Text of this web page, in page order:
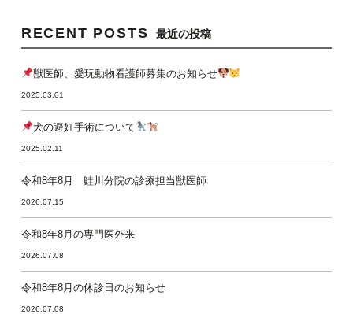
RECENT POSTS 最近の投稿
獣医師、愛玩動物看護師募集のお知らせ
2025.03.01
犬の避妊手術について
2025.02.11
令和8年8月 鮭川分院の診療担当獣医師
2026.07.15
令和8年8月の専門医外来
2026.07.08
令和8年8月の休診日のお知らせ
2026.07.08